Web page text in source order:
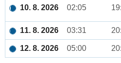
10. 8. 2026 02:05
11. 8. 2026 03:31
12. 8. 2026 05:00